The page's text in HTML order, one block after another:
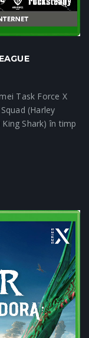
Task Force X
(Harley
Shark) în timp